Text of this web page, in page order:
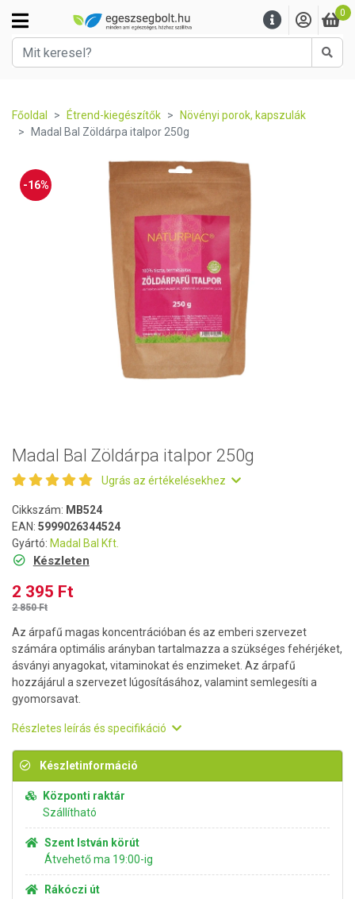
0
Főoldal Étrend-kiegészítők
Növényi porok, kapszulák
Madal Bal Zöldárpa italpor 250g
-16%
Madal Bal Zöldárpa italpor 250g
Ugrás az értékelésekhez
Cikkszám: MB524
EAN: 5999026344524
Gyártó: Madal Bal Kft.
Készleten
2 395 Ft
2 850 Ft
Az árpafű magas koncentrációban és az emberi szervezet
számára optimális arányban tartalmazza a szükséges fehérjéket,
ásványi anyagokat, vitaminokat és enzimeket. Az árpafű
hozzájárul a szervezet lúgosításához, valamint semlegesíti a
gyomorsavat.
Részletes leírás és specifikáció
Készletinformáció
Központi raktár
Szállítható
Szent István körút
Átvehető ma 19:00-ig
Rákóczi út